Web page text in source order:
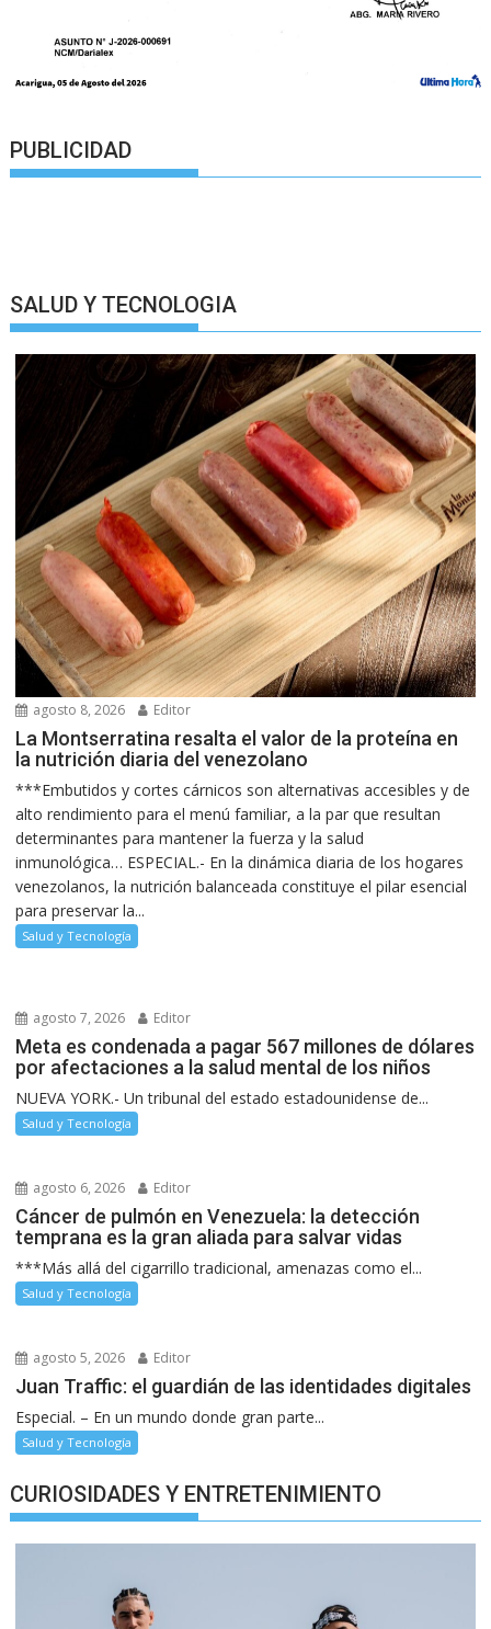
PUBLICIDAD
SALUD Y TECNOLOGIA
agosto 8, 2026 Editor
La Montserratina resalta el valor de la proteína en
la nutrición diaria del venezolano
***Embutidos y cortes cárnicos son alternativas accesibles y de
alto rendimiento para el menú familiar, a la par que resultan
determinantes para mantener la fuerza y la salud
inmunológica… ESPECIAL.- En la dinámica diaria de los hogares
venezolanos, la nutrición balanceada constituye el pilar esencial
para preservar la...
Salud y Tecnología
agosto 7, 2026 Editor
Meta es condenada a pagar 567 millones de dólares
por afectaciones a la salud mental de los niños
NUEVA YORK.- Un tribunal del estado estadounidense de...
Salud y Tecnología
agosto 6, 2026 Editor
Cáncer de pulmón en Venezuela: la detección
temprana es la gran aliada para salvar vidas
***Más allá del cigarrillo tradicional, amenazas como el...
Salud y Tecnología
agosto 5, 2026 Editor
Juan Traffic: el guardián de las identidades digitales
Especial. – En un mundo donde gran parte...
Salud y Tecnología
CURIOSIDADES Y ENTRETENIMIENTO